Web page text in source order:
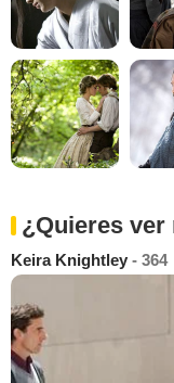
¿Quieres ver
Keira Knightley - 364